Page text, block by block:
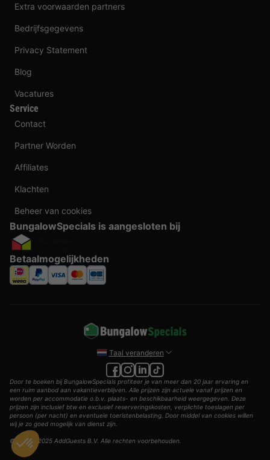
Extra voorwaarden partners
Bedrijfsgegevens
Privacy Statement
Blog
Vacatures
Service
Contact
Partner Worden
Affiliates
Klachten
Beheer van cookies
BungalowSpecials is aangesloten bij
Betaalmogelijkheden
Taal veranderen
Door te boeken bij BungalowSpecials profiteer je van meer dan 20 jaar ervaring en
een ruim aanbod aan vakantieverblijven. Alle prijzen zijn actuele vanaf prijzen en
worden per accommodatie o.b.v. plaats- en beschikbaarheid weergegeven. Deze
prijzen zijn inclusief btw en exclusief reserveringskosten, verplichte toeslagen per
persoon (per nacht) en eventuele toeristenbelasting. Door middel van cookies willen
wij je zo goed mogelijk van dienst zijn.
© 2002 - 2025 AddGuests B.V. Alle rechten voorbehouden.